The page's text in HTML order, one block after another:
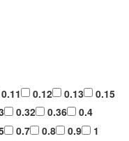
0.11 0.12 0.13
0.15
0.32 0.36
0.4
0.7 0.8 0.9
1